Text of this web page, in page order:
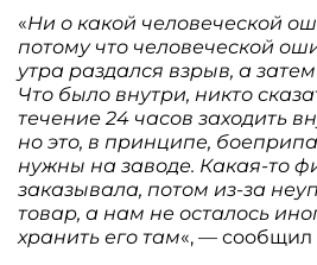
«Ни о какой человеческой
потому что человеческой
утра раздался взрыв, а
Что было внутри, никто
течение 24 часов заходить
но это, в принципе,
нужны на заводе. Какая-то
заказывала, потом из-за
товар, а нам не осталось
хранить его там«, — сообщил